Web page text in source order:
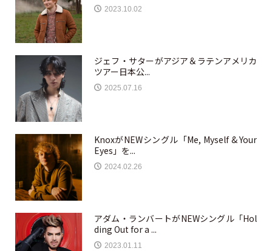
2023.10.02
ジェフ・サターがアジア＆ラテンアメリカ
ツアー日本公...
2025.07.16
KnoxがNEWシングル「Me, Myself & Your
Eyes」を...
2024.02.26
アダム・ランバートがNEWシングル「Hol
ding Out for a ...
2023.01.11